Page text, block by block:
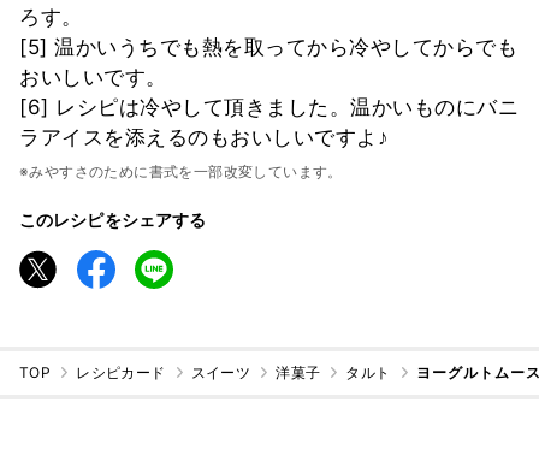
ろす。
[5] 温かいうちでも熱を取ってから冷やしてからでも
おいしいです。
[6] レシピは冷やして頂きました。温かいものにバニ
ラアイスを添えるのもおいしいですよ♪
※みやすさのために書式を一部改変しています。
このレシピをシェアする
TOP レシピカード スイーツ 洋菓子 タルト ヨーグルトムー